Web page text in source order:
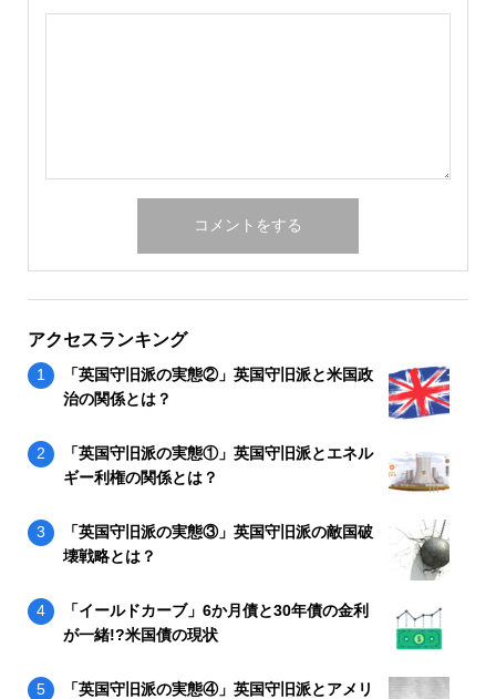
アクセスランキング
「英国守旧派の実態②」英国守旧派と米国政
治の関係とは？
「英国守旧派の実態①」英国守旧派とエネル
ギー利権の関係とは？
「英国守旧派の実態③」英国守旧派の敵国破
壊戦略とは？
「イールドカーブ」6か月債と30年債の金利
が一緒!?米国債の現状
「英国守旧派の実態④」英国守旧派とアメリ